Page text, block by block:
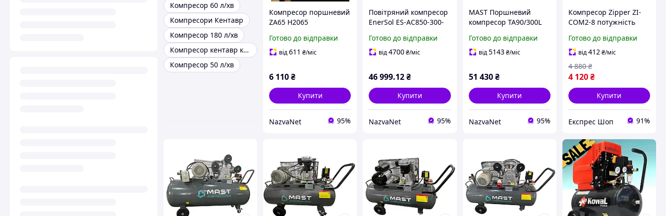
Компресор 60 л/хв
Компресори Кентавр
Компресор 180 л/хв
Компресор кентавр кп-5030в2
Компресор 50 л/хв
Компресор поршневий
ZA65 H2065
хв максимальний тиск
10 бар два циліндри
Готово до відправки
від611 ₴/міс
6 110₴
Купити
NazvaNet 95%
Повітряний компресор
EnerSol ES-AC850-300-
кВт продуктивність 850
л/хв низький рівень
Готово до відправки
від4700₴/міс
46 999.12₴
Купити
NazvaNet 95%
MAST Поршневий
компресор TA90/300L
продуктивність 1000 л/
хв з безщітковим
Готово до відправки
від5143 ₴/міс
51 430 ₴
Купити
NazvaNet 95%
Компресор Zipper ZI-
COM2-8 потужність
180 л/хв максимальний
тиск 8 бар
безмасляний
одноманітний
Готово до відправки
від412₴/міс
4 120₴
4 880 ₴
Купити
Експрес Шоп 91%